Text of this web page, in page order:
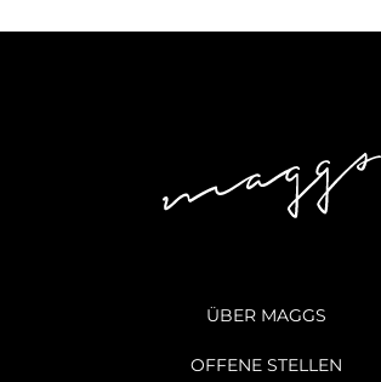
ÜBER MAGGS
OFFENE STELLEN